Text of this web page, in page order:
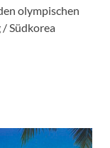
olympischen
Südkorea